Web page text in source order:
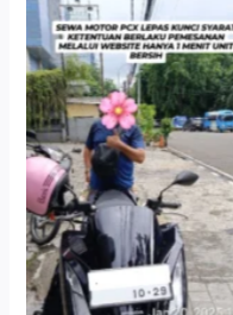
Antar Jemput Kendaraan